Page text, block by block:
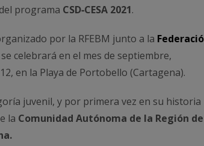
programa CSD‐CESA 2021.
por la RFEBM junto a la
se celebrará en el mes de septiembre,
en la Playa de Portobello (Cartagena).
juvenil, y por primera vez en su historia
la Comunidad Autónoma de la Región de